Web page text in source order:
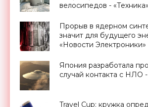
велосипедов - «Техника»
Прорыв в ядерном
значит для будущего
«Новости Электроники»
Япония разработала
случай контакта с НЛО -
Travel Cup: кружка